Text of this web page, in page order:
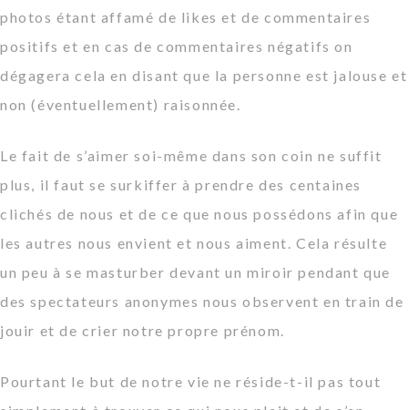
photos étant affamé de likes et de commentaires
positifs et en cas de commentaires négatifs on
dégagera cela en disant que la personne est jalouse et
non (éventuellement) raisonnée.
Le fait de s’aimer soi-même dans son coin ne suffit
plus, il faut sesurkiffer à prendre des centaines
clichés de nous et de ce que nous possédons afin que
les autres nous envient et nous aiment. Cela résulte
un peu à se masturber devant un miroir pendant que
des spectateurs anonymes nous observent en train de
jouir et de crier notre propre prénom.
Pourtant le but de notre vie ne réside-t-il pas tout